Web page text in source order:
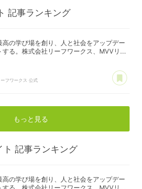
記事ランキング
高の学び場を創り、人と社会をアップデー
する。株式会社リーフワークス、MVVリ...
ーフワークス 公式
もっと見る
ト 記事ランキング
高の学び場を創り、人と社会をアップデー